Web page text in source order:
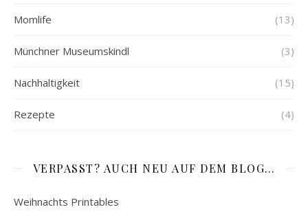
Momlife (13)
Münchner Museumskindl (3)
Nachhaltigkeit (15)
Rezepte (4)
VERPASST? AUCH NEU AUF DEM BLOG…
Weihnachts Printables